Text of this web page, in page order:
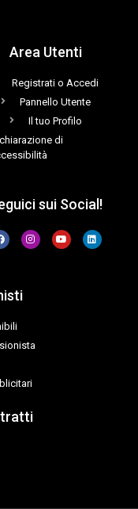
Area Utenti
Registrati o Accedi
Pannello Utente
Il tuo Profilo
di
sui Social!